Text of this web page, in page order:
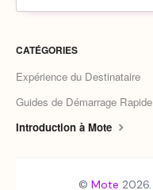
CATÉGORIES
Expérience du Destinataire
Guides de Démarrage Rapide
Introduction à Mote
© Mote 2026.